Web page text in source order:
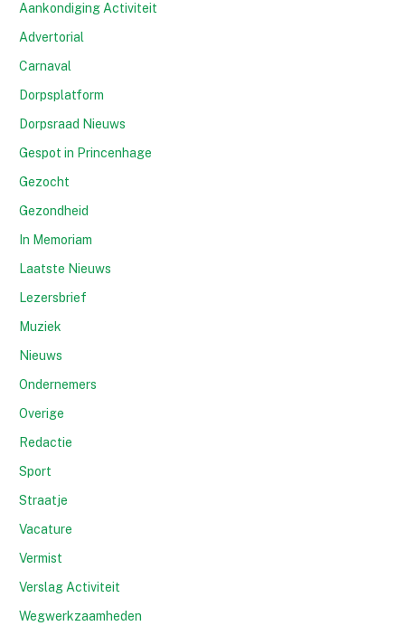
Aankondiging Activiteit
Advertorial
Carnaval
Dorpsplatform
Dorpsraad Nieuws
Gespot in Princenhage
Gezocht
Gezondheid
In Memoriam
Laatste Nieuws
Lezersbrief
Muziek
Nieuws
Ondernemers
Overige
Redactie
Sport
Straatje
Vacature
Vermist
Verslag Activiteit
Wegwerkzaamheden